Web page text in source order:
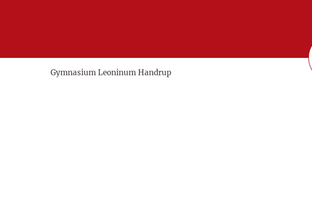
Gymnasium Leoninum Handrup